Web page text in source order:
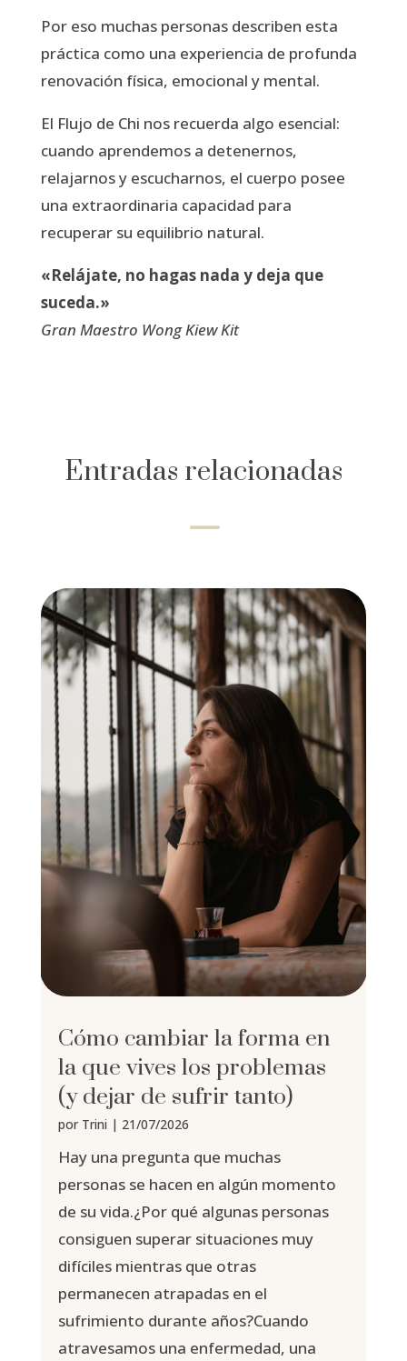
Por eso muchas personas describen esta
práctica como una experiencia de profunda
renovación física, emocional y mental.
El Flujo de Chi nos recuerda algo esencial:
cuando aprendemos a detenernos,
relajarnos y escucharnos, el cuerpo posee
una extraordinaria capacidad para
recuperar su equilibrio natural.
«Relájate, no hagas nada y deja que
suceda.»
Gran Maestro Wong Kiew Kit
Entradas relacionadas
K
Cómo cambiar la forma en
la que vives los problemas
(y dejar de sufrir tanto)
por Trini | 21/07/2026
Hay una pregunta que muchas
personas se hacen en algún momento
de su vida.¿Por qué algunas personas
consiguen superar situaciones muy
difíciles mientras que otras
permanecen atrapadas en el
sufrimiento durante años?Cuando
atravesamos una enfermedad, una